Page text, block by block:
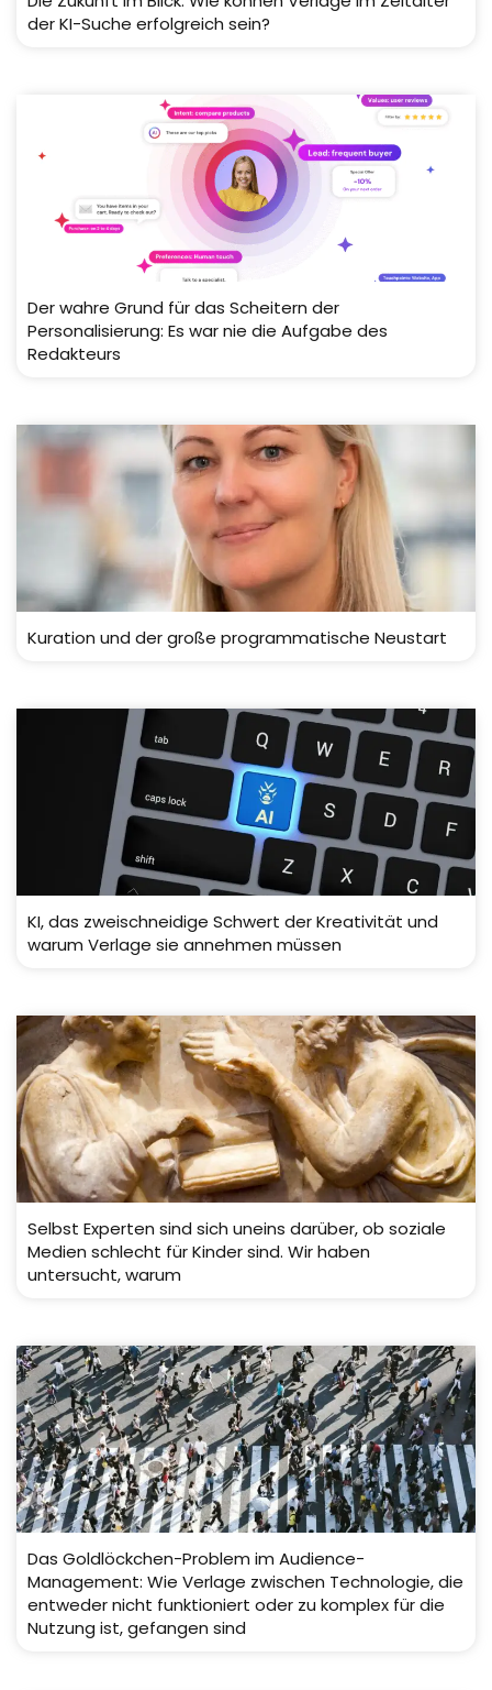
der KI-Suche erfolgreich sein?
Der wahre Grund für das Scheitern der
Personalisierung: Es war nie die Aufgabe des
Redakteurs
Kuration und der große programmatische Neustart
KI, das zweischneidige Schwert der Kreativität und
warum Verlage sie annehmen müssen
Selbst Experten sind sich uneins darüber, ob soziale
Medien schlecht für Kinder sind. Wir haben
untersucht, warum
Das Goldlöckchen-Problem im Audience-
Management: Wie Verlage zwischen Technologie, die
entweder nicht funktioniert oder zu komplex für die
Nutzung ist, gefangen sind